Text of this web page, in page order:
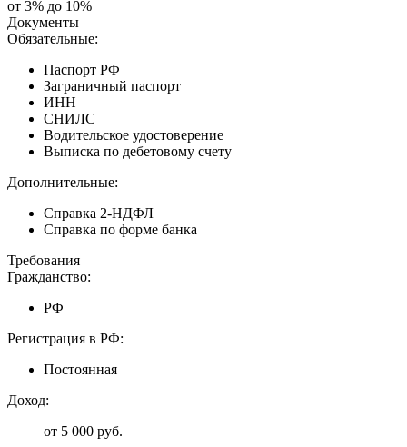
от 3% до 10%
Документы
Обязательные:
Паспорт РФ
Заграничный паспорт
ИНН
СНИЛС
Водительское удостоверение
Выписка по дебетовому счету
Дополнительные:
Справка 2-НДФЛ
Справка по форме банка
Требования
Гражданство:
РФ
Регистрация в РФ:
Постоянная
Доход:
от 5 000 руб.